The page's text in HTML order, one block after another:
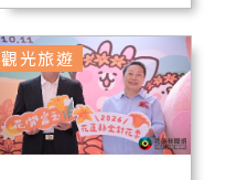
觀光旅遊